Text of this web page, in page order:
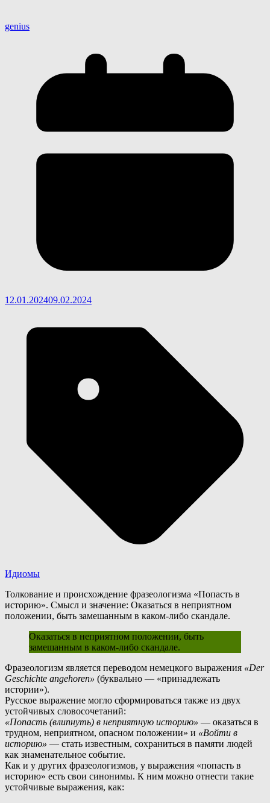
genius
12.01.202409.02.2024
Идиомы
Толкование и происхождение фразеологизма «Попасть в
историю». Смысл и значение: Оказаться в неприятном
положении, быть замешанным в каком-либо скандале.
Оказаться в неприятном положении, быть
замешанным в каком-либо скандале.
Фразеологизм является переводом немецкого выражения «Der
Geschichte angehoren» (буквально — «принадлежать
истории»).
Русское выражение могло сформироваться также из двух
устойчивых словосочетаний:
«Попасть (влипнуть) в неприятную историю» — оказаться в
трудном, неприятном, опасном положении» и «Войти в
историю» — стать известным, сохраниться в памяти людей
как знаменательное событие.
Как и у других фразеологизмов, у выражения «попасть в
историю» есть свои синонимы. К ним можно отнести такие
устойчивые выражения, как: